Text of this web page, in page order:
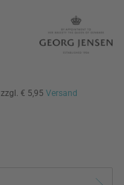
zzgl. € 5,95 Versand